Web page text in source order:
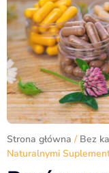
Strona główna / Bez
Naturalnymi